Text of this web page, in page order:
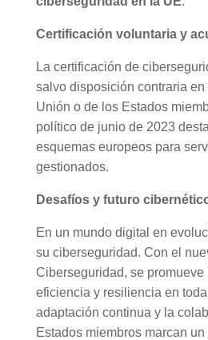
Certificación voluntaria y
La certificación de
salvo disposición contraria
Unión o de los Estados
político de junio de 2023
esquemas europeos para
gestionados.
Desafíos y futuro
En un mundo digital en
su ciberseguridad. Con el
Ciberseguridad, se promueve
eficiencia y resiliencia en
adaptación continua y la
Estados miembros marcan